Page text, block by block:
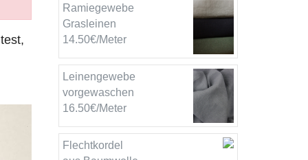
Ramiegewebe
Grasleinen
14.50€/Meter
Leinengewebe
vorgewaschen
16.50€/Meter
Flechtkordel